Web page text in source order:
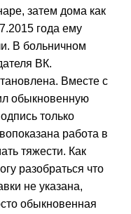
затем дома как
года ему
В больничном
ВК.
Вместе с
обыкновенную
только
работа в
тяжести. Как
разобраться что
не указана,
обыкновенная